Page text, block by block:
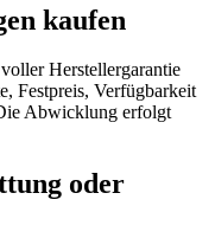
kaufen
Herstellergarantie
Festpreis, Verfügbarkeit
Abwicklung erfolgt
oder